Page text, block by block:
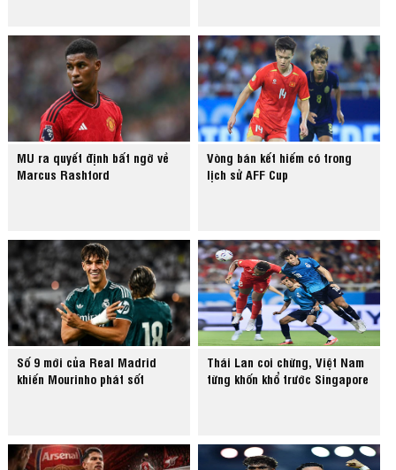
MU ra quyết định bất ngờ về
Marcus Rashford
Vòng bán kết hiếm có trong
lịch sử AFF Cup
Số 9 mới của Real Madrid
khiến Mourinho phát sốt
Thái Lan coi chừng, Việt Nam
từng khốn khổ trước Singapore